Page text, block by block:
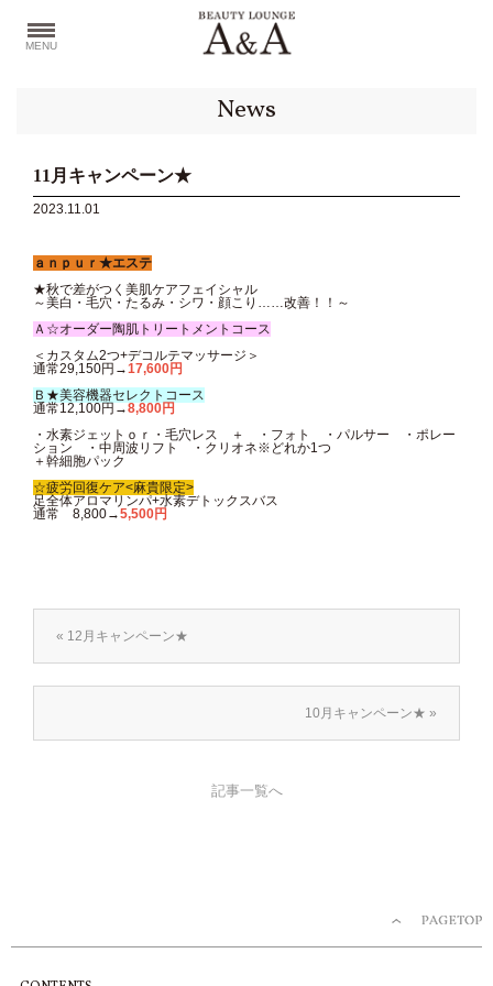
MENU
News
11月キャンペーン★
2023.11.01
ａｎｐｕｒ★エステ
★秋で差がつく美肌ケアフェイシャル
～美白・毛穴・たるみ・シワ・顔こり……改善！！～
Ａ☆オーダー陶肌トリートメントコース
＜カスタム2つ+デコルテマッサージ＞
通常29,150円→17,600円
Ｂ★美容機器セレクトコース
通常12,100円→8,800円
・水素ジェットｏｒ・毛穴レス ＋ ・フォト ・パルサー ・ポレー
ション ・中周波リフト ・クリオネ※どれか1つ
＋幹細胞パック
☆疲労回復ケア<麻貴限定>
足全体アロマリンパ+水素デトックスバス
通常 8,800→5,500円
« 12月キャンペーン★
10月キャンペーン★ »
記事一覧へ